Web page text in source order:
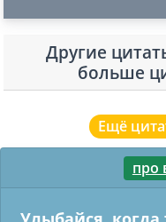
Другие
больше
Ещё
про